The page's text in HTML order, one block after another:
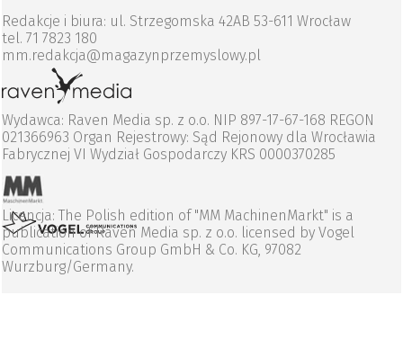
Redakcje i biura: ul. Strzegomska 42AB 53-611 Wrocław
tel. 71 7823 180
mm.redakcja@magazynprzemyslowy.pl
Wydawca: Raven Media sp. z o.o. NIP 897-17-67-168 REGON
021366963 Organ Rejestrowy: Sąd Rejonowy dla Wrocławia
Fabrycznej VI Wydział Gospodarczy KRS 0000370285
Licencja: The Polish edition of "MM MachinenMarkt" is a
publication of Raven Media sp. z o.o. licensed by Vogel
Communications Group GmbH & Co. KG, 97082
Wurzburg/Germany.